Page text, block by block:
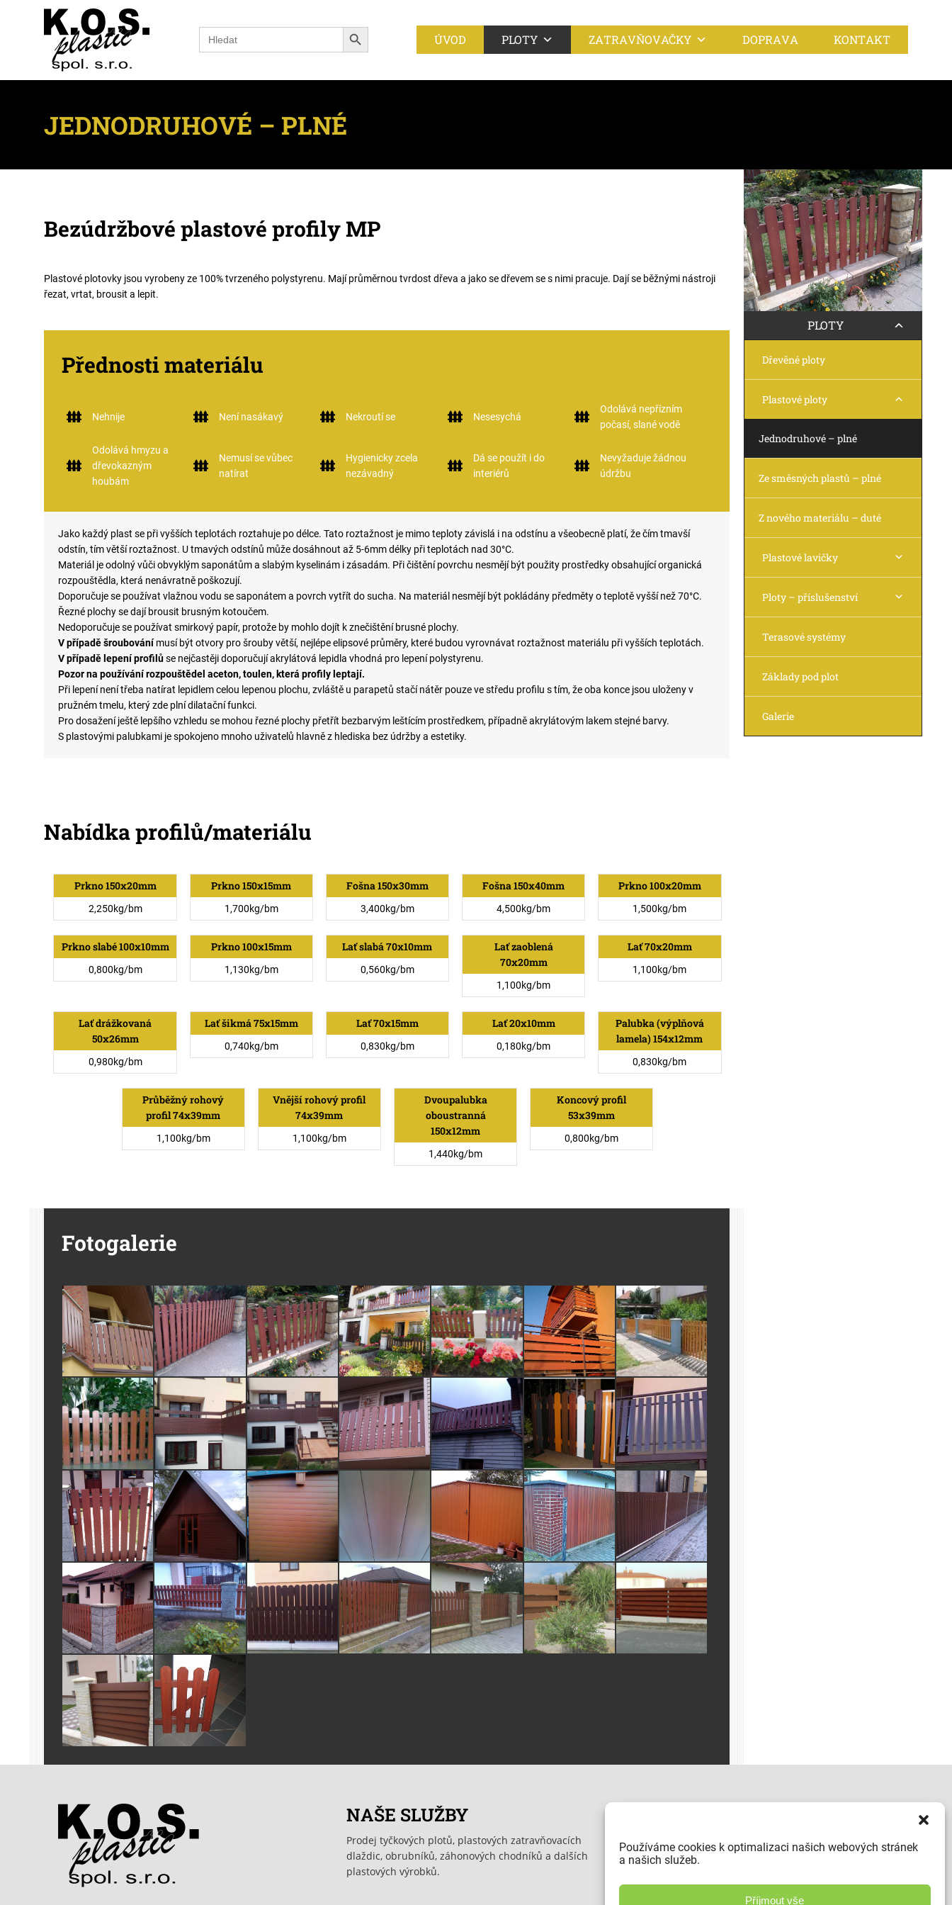
Používáme cookies k optimalizaci našich webových stránek
a našich služeb.
Příjmout vše
Search
for:
Search Button
ÚVOD PLOTY ZATRAVŇOVAČKY DOPRAVA KONTAKT
JEDNODRUHOVÉ – PLNÉ
Bezúdržbové plastové profily MP
Plastové plotovky jsou vyrobeny ze 100% tvrzeného polystyrenu. Mají průměrnou tvrdost dřeva a jako se dřevem se s nimi pracuje. Dají se běžnými nástroji
řezat, vrtat, brousit a lepit.
Přednosti materiálu
Nehnije Není nasákavý Nekroutí se Nesesychá
Odolává nepřízním
počasí, slané vodě
Odolává hmyzu a
dřevokazným
houbám
Nemusí se vůbec
natírat
Hygienicky zcela
nezávadný
Dá se použít i do
interiérů
Nevyžaduje žádnou
údržbu
Jako každý plast se při vyšších teplotách roztahuje po délce. Tato roztažnost je mimo teploty závislá i na odstínu a všeobecně platí, že čím tmavší
odstín, tím větší roztažnost. U tmavých odstínů může dosáhnout až 5-6mm délky při teplotách nad 30°C.
Materiál je odolný vůči obvyklým saponátům a slabým kyselinám i zásadám. Při čištění povrchu nesmějí být použity prostředky obsahující organická
rozpouštědla, která nenávratně poškozují.
Doporučuje se používat vlažnou vodu se saponátem a povrch vytřít do sucha. Na materiál nesmějí být pokládány předměty o teplotě vyšší než 70°C.
Řezné plochy se dají brousit brusným kotoučem.
Nedoporučuje se používat smirkový papír, protože by mohlo dojít k znečištění brusné plochy.
V případě šroubovánímusí být otvory pro šrouby větší, nejlépe elipsové průměry, které budou vyrovnávat roztažnost materiálu při vyšších teplotách.
V případě lepení profilůse nejčastěji doporučují akrylátová lepidla vhodná pro lepení polystyrenu.
Pozor na používání rozpouštědel aceton, toulen, která profily leptají.
Při lepení není třeba natírat lepidlem celou lepenou plochu, zvláště u parapetů stačí nátěr pouze ve středu profilu s tím, že oba konce jsou uloženy v
pružném tmelu, který zde plní dilatační funkci.
Pro dosažení ještě lepšího vzhledu se mohou řezné plochy přetřít bezbarvým leštícím prostředkem, případně akrylátovým lakem stejné barvy.
S plastovými palubkami je spokojeno mnoho uživatelů hlavně z hlediska bez údržby a estetiky.
Nabídka profilů/materiálu
Prkno 150x20mm
2,250kg/bm
Prkno 150x15mm
1,700kg/bm
Fošna 150x30mm
3,400kg/bm
Fošna 150x40mm
4,500kg/bm
Prkno 100x20mm
1,500kg/bm
Prkno slabé 100x10mm
0,800kg/bm
Prkno 100x15mm
1,130kg/bm
Lať slabá 70x10mm
0,560kg/bm
Lať zaoblená
70x20mm
1,100kg/bm
Lať 70x20mm
1,100kg/bm
Lať drážkovaná
50x26mm
0,980kg/bm
Lať šikmá 75x15mm
0,740kg/bm
Lať 70x15mm
0,830kg/bm
Lať 20x10mm
0,180kg/bm
Palubka (výplňová
lamela) 154x12mm
0,830kg/bm
Průběžný rohový
profil 74x39mm
1,100kg/bm
Vnější rohový profil
74x39mm
1,100kg/bm
Dvoupalubka
oboustranná
150x12mm
1,440kg/bm
Koncový profil
53x39mm
0,800kg/bm
Fotogalerie
PLOTY
Dřevěné ploty
Plastové ploty
Jednodruhové – plné
Ze směsných plastů – plné
Z nového materiálu – duté
Plastové lavičky
Ploty – příslušenství
Terasové systémy
Základy pod plot
Galerie
NAŠE SLUŽBY
Prodej tyčkových plotů, plastových zatravňovacích
dlaždic, obrubníků, záhonových chodníků a dalších
plastových výrobků.
Piletická 61/36a,
500 03 Hradec Králové - Piletice
Tel.: +420 603 472 169
info@ploty-piletice.cz